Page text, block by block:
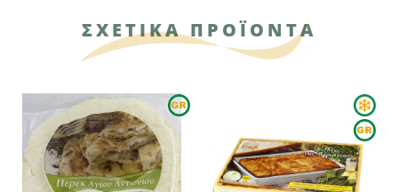
ΣΧΕΤΙΚΑ ΠΡΟΪΟΝΤΑ